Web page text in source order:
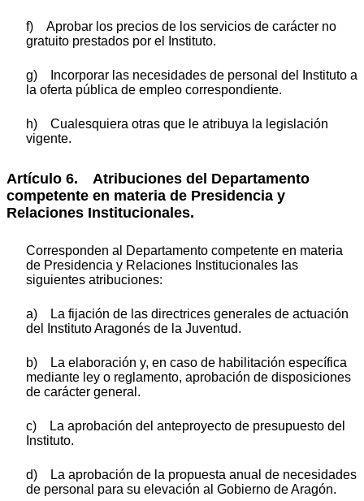
f) Aprobar los precios de los servicios de carácter no
gratuito prestados por el Instituto.
g) Incorporar las necesidades de personal del Instituto a
la oferta pública de empleo correspondiente.
h) Cualesquiera otras que le atribuya la legislación
vigente.
Artículo 6. Atribuciones del Departamento
competente en materia de Presidencia y
Relaciones Institucionales.
Corresponden al Departamento competente en materia
de Presidencia y Relaciones Institucionales las
siguientes atribuciones:
a) La fijación de las directrices generales de actuación
del Instituto Aragonés de la Juventud.
b) La elaboración y, en caso de habilitación específica
mediante ley o reglamento, aprobación de disposiciones
de carácter general.
c) La aprobación del anteproyecto de presupuesto del
Instituto.
d) La aprobación de la propuesta anual de necesidades
de personal para su elevación al Gobierno de Aragón.